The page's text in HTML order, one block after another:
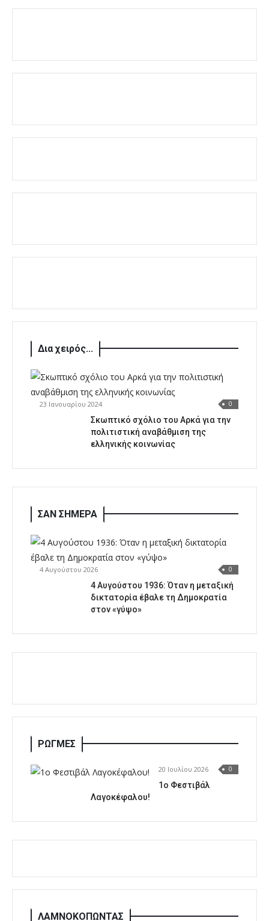
Δια χειρός...
23 Ιανουαρίου 2024 0
Σκωπτικό σχόλιο του Αρκά για την
πολιτιστική αναβάθμιση της
ελληνικής κοινωνίας
ΣΑΝ ΣΗΜΕΡΑ
4 Αυγούστου 2026 0
4 Αυγούστου 1936: Όταν η μεταξική
δικτατορία έβαλε τη Δημοκρατία
στον «γύψο»
ΡΩΓΜΕΣ
20 Ιουλίου 2026 0
1o Φεστιβάλ
Λαγοκέφαλου!
ΛΑΜΝΟΚΟΠΩΝΤΑΣ